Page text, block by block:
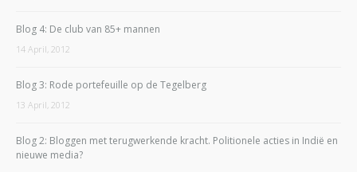
Blog 4: De club van 85+ mannen
14 April, 2012
Blog 3: Rode portefeuille op de Tegelberg
13 April, 2012
Blog 2: Bloggen met terugwerkende kracht. Politionele acties in Indië en
nieuwe media?